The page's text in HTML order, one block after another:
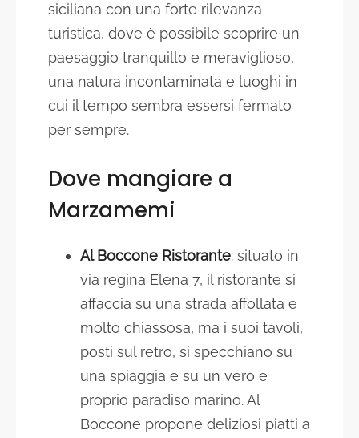
siciliana con una forte rilevanza
turistica, dove è possibile scoprire un
paesaggio tranquillo e meraviglioso,
una natura incontaminata e luoghi in
cui il tempo sembra essersi fermato
per sempre.
Dove mangiare a
Marzamemi
Al Boccone Ristorante: situato in
via regina Elena 7, il ristorante si
affaccia su una strada affollata e
molto chiassosa, ma i suoi tavoli,
posti sul retro, si specchiano su
una spiaggia e su un vero e
proprio paradiso marino. Al
Boccone propone deliziosi piatti a